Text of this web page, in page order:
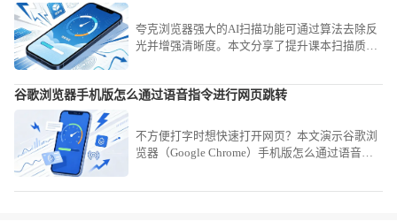
夸克浏览器强大的AI扫描功能可通过算法去除反
光并增强清晰度。本文分享了提升课本扫描质量
谷歌浏览器手机版怎么通过语音指令进行网页跳转
不方便打字时想快速打开网页？本文演示谷歌浏
览器（Google Chrome）手机版怎么通过语音指